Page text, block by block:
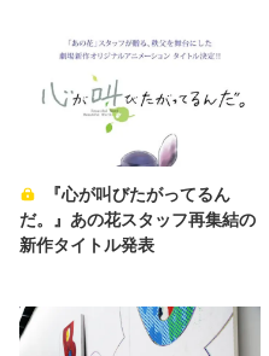
『心が叫びたがってるん
だ。』あの花スタッフ再集結の
新作タイトル発表